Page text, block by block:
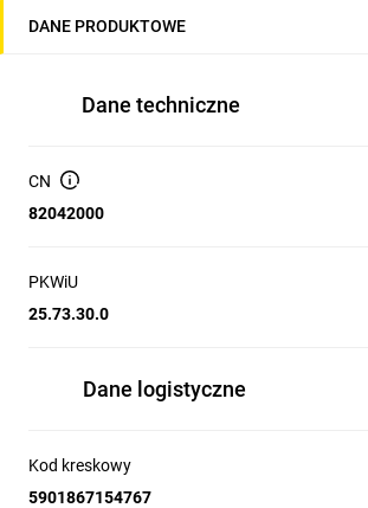
DANE PRODUKTOWE
Dane techniczne
CN
82042000
PKWiU
25.73.30.0
Dane logistyczne
Kod kreskowy
5901867154767